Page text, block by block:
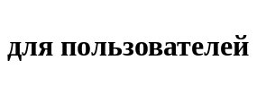
пользователей